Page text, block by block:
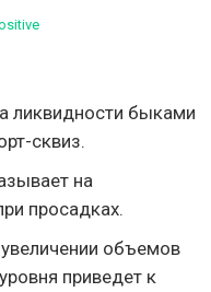
ликвидности быками
сквиз.
на
просадках.
объемов
приведет к